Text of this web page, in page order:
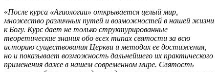
«После курса «Агиологии» открывается целый мир,
множество различных путей и возможностей в нашей жизни
к Богу. Курс дает не только структурированные
теоретические знания обо всех типах святости за всю
историю существования Церкви и методах ее достижения,
но и показывает возможность дальнейшего их практического
применения даже в нашем современном мире. Святость